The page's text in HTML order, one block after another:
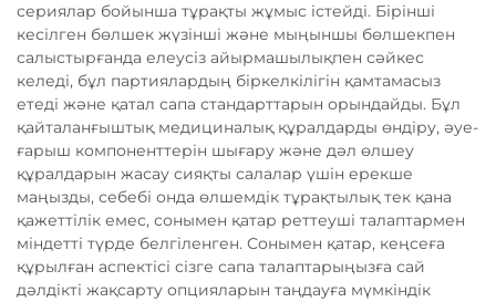
сериялар бойынша тұрақты жұмыс істейді. Бірінші
кесілген бөлшек жүзінші және мыңыншы бөлшекпен
салыстырғанда елеусіз айырмашылықпен сәйкес
келеді, бұл партиялардың біркелкілігін қамтамасыз
етеді және қатал сапа стандарттарын орындайды. Бұл
қайталанғыштық медициналық құралдарды өндіру, әуе-
ғарыш компоненттерін шығару және дәл өлшеу
құралдарын жасау сияқты салалар үшін ерекше
маңызды, себебі онда өлшемдік тұрақтылық тек қана
қажеттілік емес, сонымен қатар реттеуші талаптармен
міндетті түрде белгіленген. Сонымен қатар, кеңсеға
құрылған аспектісі сізге сапа талаптарыңызға сай
дәлдікті жақсарту опцияларын таңдауға мүмкіндік